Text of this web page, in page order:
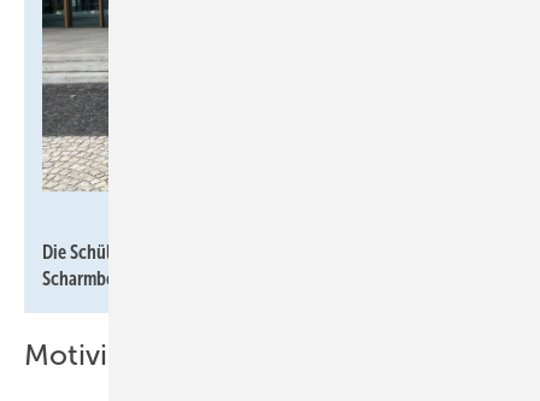
Die Schüler und Lehrer der Berufsbildende Schulen Osterholz-
Scharmbeck.
Motivierende Praxisworkshops